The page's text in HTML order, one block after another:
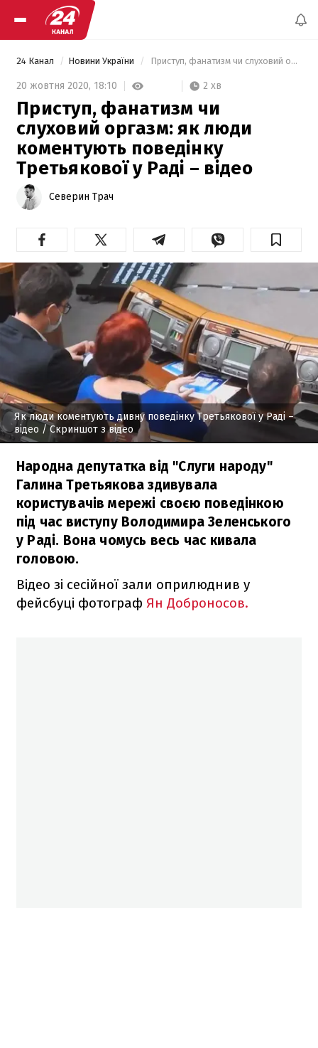
24 Канал Новини України Приступ, фанатизм чи слуховий оргазм: як люди коментують поведінку Третьякової у Раді – відео
20 жовтня 2020, 18:10 2 хв
Приступ, фанатизм чи
слуховий оргазм: як люди
коментують поведінку
Третьякової у Раді – відео
Северин Трач
Як люди коментують дивну поведінку Третьякової у Раді –
відео / Скриншот з відео
Народна депутатка від "Слуги народу"
Галина Третьякова здивувала
користувачів мережі своєю поведінкою
під час виступу Володимира Зеленського
у Раді. Вона чомусь весь час кивала
головою.
Відео зі сесійної зали оприлюднив у
фейсбуці фотограф Ян Доброносов.